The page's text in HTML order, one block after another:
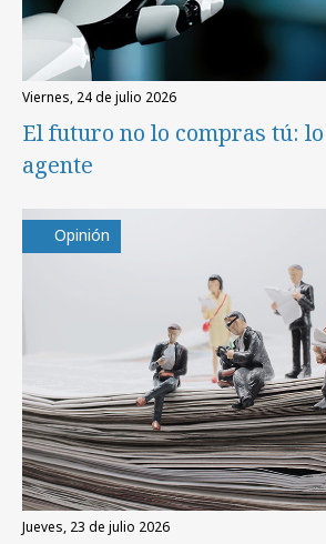
viernes, 24 de julio 2026
El futuro no lo compras tú:
agente
Opinión
jueves, 23 de julio 2026